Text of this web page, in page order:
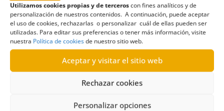
Utilizamos cookies propias y de terceroscon fines analíticos y de
personalización de nuestros contenidos. A continuación, puede aceptar
el uso de cookies, rechazarlas o personalizar cuál de ellas pueden ser
utilizadas. Para editar sus preferencias o tener más información, visite
nuestra Política de cookiesde nuestro sitio web.
Aceptar y visitar el sitio web
Rechazar cookies
Personalizar opciones